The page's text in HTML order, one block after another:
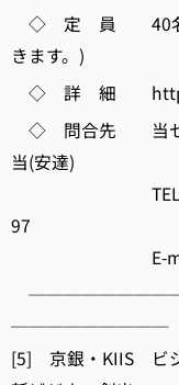
◇ 定 員 40名(定
きます。)
◇ 詳 細 https://
◇ 問合先 当セ
当(安達)
TEL 075-
97
E-
─────────
[5] 京銀・KIIS ビジ